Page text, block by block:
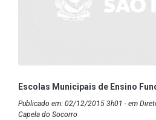
Escolas Municipais de Ensino
Publicado em: 02/12/2015 3h01 - em
Capela do Socorro